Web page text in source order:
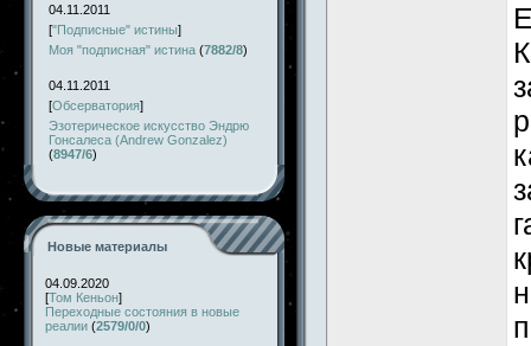
04.11.2011
["Подписные" истины]
Моя "подписная" истина (7882/8)
04.11.2011
[Обсерватория]
Эзотерическое искусство Эндрю
Гонсалеса (Andrew Gonzalez)
(8947/6)
Новые материалы
04.09.2020
[Том Кеньон]
Переходные состояния в новые
реалии (2579/0/0)